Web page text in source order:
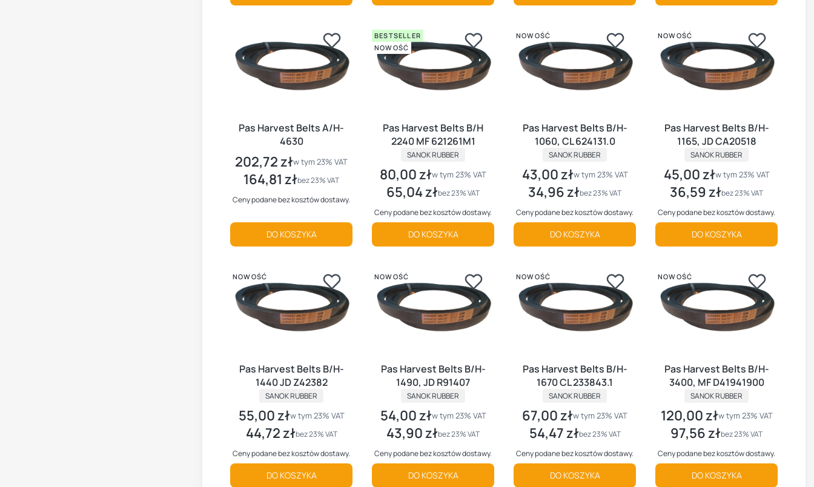
Pas Harvest Belts A/H-
4630
Cena brutto
202,72 złw tym %s VAT
w tym23% VAT
Cena netto
164,81 złbez 23% VAT
Ceny podane bez kosztów dostawy.
DO KOSZYKA
BESTSELLER
NOWOŚĆ
Pas Harvest Belts B/H
2240 MF 621261M1
PRODUCENT
SANOK RUBBER
Cena brutto
80,00 złw tym %s VAT
w tym23% VAT
Cena netto
65,04 złbez 23% VAT
Ceny podane bez kosztów dostawy.
DO KOSZYKA
NOWOŚĆ
Pas Harvest Belts B/H-
1060, CL 624131.0
PRODUCENT
SANOK RUBBER
Cena brutto
43,00 złw tym %s VAT
w tym23% VAT
Cena netto
34,96 złbez 23% VAT
Ceny podane bez kosztów dostawy.
DO KOSZYKA
NOWOŚĆ
Pas Harvest Belts B/H-
1165, JD CA20518
PRODUCENT
SANOK RUBBER
Cena brutto
45,00 złw tym %s VAT
w tym23% VAT
Cena netto
36,59 złbez 23% VAT
Ceny podane bez kosztów dostawy.
DO KOSZYKA
NOWOŚĆ
Pas Harvest Belts B/H-
1440 JD Z42382
PRODUCENT
SANOK RUBBER
Cena brutto
55,00 złw tym %s VAT
w tym23% VAT
Cena netto
44,72 złbez 23% VAT
Ceny podane bez kosztów dostawy.
DO KOSZYKA
NOWOŚĆ
Pas Harvest Belts B/H-
1490, JD R91407
PRODUCENT
SANOK RUBBER
Cena brutto
54,00 złw tym %s VAT
w tym23% VAT
Cena netto
43,90 złbez 23% VAT
Ceny podane bez kosztów dostawy.
DO KOSZYKA
NOWOŚĆ
Pas Harvest Belts B/H-
1670 CL 233843.1
PRODUCENT
SANOK RUBBER
Cena brutto
67,00 złw tym %s VAT
w tym23% VAT
Cena netto
54,47 złbez 23% VAT
Ceny podane bez kosztów dostawy.
DO KOSZYKA
NOWOŚĆ
Pas Harvest Belts B/H-
3400, MF D41941900
PRODUCENT
SANOK RUBBER
Cena brutto
120,00 złw tym %s VAT
w tym23% VAT
Cena netto
97,56 złbez 23% VAT
Ceny podane bez kosztów dostawy.
DO KOSZYKA